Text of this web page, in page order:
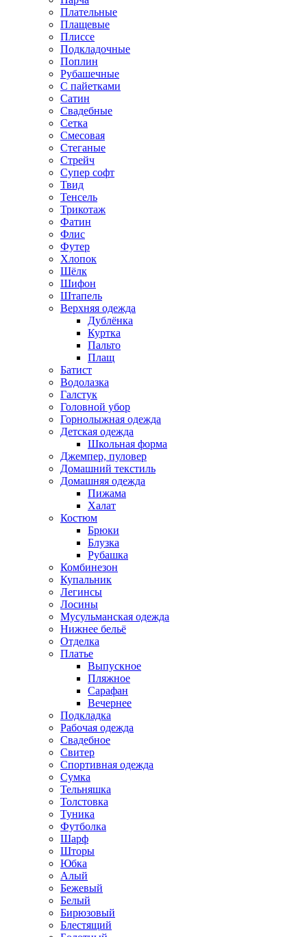
Плательные
Плащевые
Плиссе
Подкладочные
Поплин
Рубашечные
С пайетками
Сатин
Свадебные
Сетка
Смесовая
Стеганые
Стрейч
Супер софт
Твид
Тенсель
Трикотаж
Фатин
Флис
Футер
Хлопок
Шёлк
Шифон
Штапель
Верхняя одежда
Дублёнка
Куртка
Пальто
Плащ
Батист
Водолазка
Галстук
Головной убор
Горнолыжная одежда
Детская одежда
Школьная форма
Джемпер, пуловер
Домашний текстиль
Домашняя одежда
Пижама
Халат
Костюм
Брюки
Блузка
Рубашка
Комбинезон
Купальник
Легинсы
Лосины
Мусульманская одежда
Нижнее бельё
Отделка
Платье
Выпускное
Пляжное
Сарафан
Вечернее
Подкладка
Рабочая одежда
Свадебное
Свитер
Спортивная одежда
Сумка
Тельняшка
Толстовка
Туника
Футболка
Шарф
Шторы
Юбка
Алый
Бежевый
Белый
Бирюзовый
Блестящий